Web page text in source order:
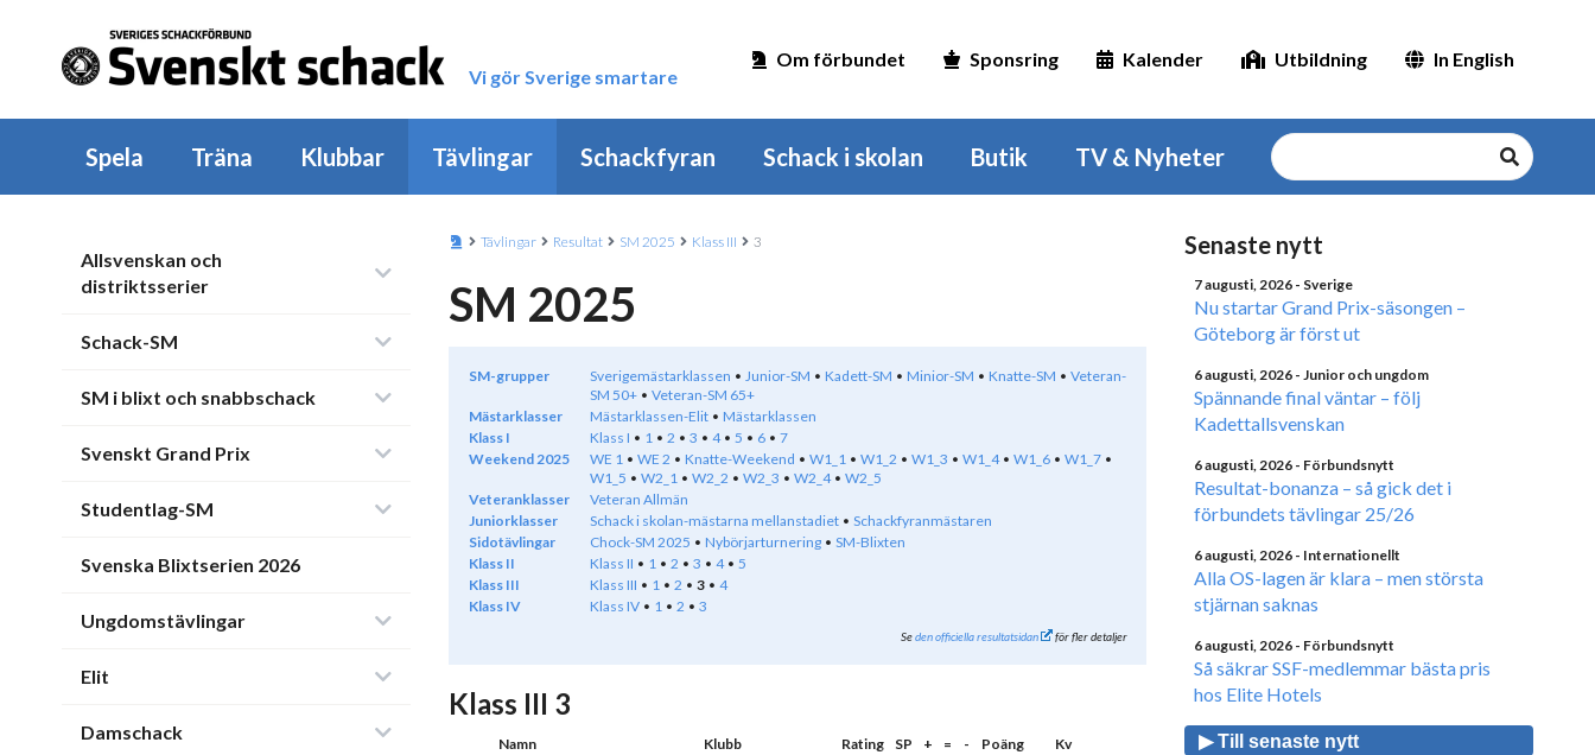
Vi gör Sverige smartare
Om förbundet Sponsring Kalender Utbildning In English
Spela Träna Klubbar Tävlingar Schackfyran Schack i skolan Butik TV & Nyheter
Allsvenskan och
distriktsserier
Schack-SM
SM i blixt och snabbschack
Svenskt Grand Prix
Studentlag-SM
Svenska Blixtserien 2026
Ungdomstävlingar
Elit
Damschack
Tävlingar Resultat SM 2025 Klass III 3
SM 2025
SM-grupper Sverigemästarklassen Junior-SM Kadett-SM Minior-SM Knatte-SM
Veteran-
SM 50+
Veteran-SM 65+
Mästarklasser
Mästarklassen-Elit
Mästarklassen
Klass I
Klass I 1 2 3 4 5 6
7
Weekend 2025
WE 1 WE 2 Knatte-Weekend W1_1 W1_2 W1_3 W1_4 W1_6
W1_7
W1_5
W2_1 W2_2 W2_3 W2_4
W2_5
Veteranklasser
Veteran Allmän
Juniorklasser
Schack i skolan-mästarna mellanstadiet
Schackfyranmästaren
Sidotävlingar
Chock-SM 2025 Nybörjarturnering
SM-Blixten
Klass II
Klass II 1 2 3 4
5
Klass III
Klass III 1 2 3
4
Klass IV
Klass IV 1 2 3
Seden officiella resultatsidan för fler detaljer
Klass III 3
Namn Klubb Rating SP + = - Poäng
Kv
Senaste nytt
7 augusti, 2026 - Sverige
Nu startar Grand Prix-säsongen –
Göteborg är först ut
6 augusti, 2026 - Junior och ungdom
Spännande final väntar – följ
Kadettallsvenskan
6 augusti, 2026 - Förbundsnytt
Resultat-bonanza – så gick det i
förbundets tävlingar 25/26
6 augusti, 2026 - Internationellt
Alla OS-lagen är klara – men största
stjärnan saknas
6 augusti, 2026 - Förbundsnytt
Så säkrar SSF-medlemmar bästa pris
hos Elite Hotels
▶ Till senaste nytt